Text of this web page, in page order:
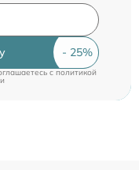
cполитикой